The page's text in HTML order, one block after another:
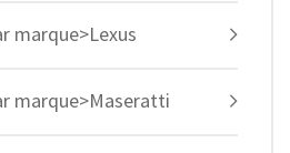
marque>Lexus
marque>Maseratti